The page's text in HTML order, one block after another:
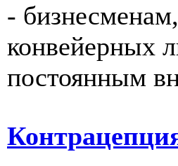
-
конвейерных
постоянным